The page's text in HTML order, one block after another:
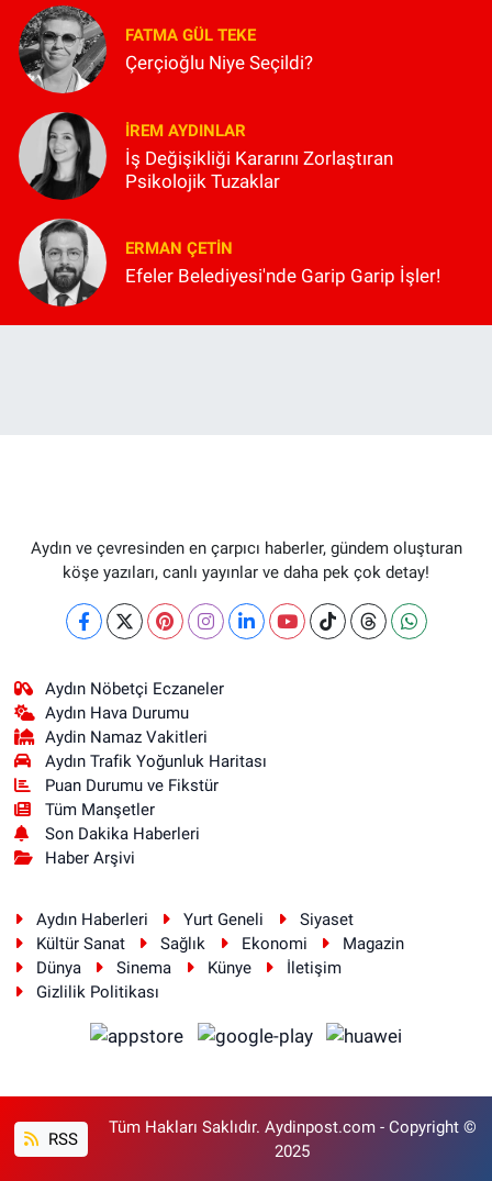
FATMA GÜL TEKE
Çerçioğlu Niye Seçildi?
İREM AYDINLAR
İş Değişikliği Kararını Zorlaştıran
Psikolojik Tuzaklar
ERMAN ÇETIN
Efeler Belediyesi'nde Garip Garip İşler!
Aydın ve çevresinden en çarpıcı haberler, gündem oluşturan
köşe yazıları, canlı yayınlar ve daha pek çok detay!
Aydın Nöbetçi Eczaneler
Aydın Hava Durumu
Aydin Namaz Vakitleri
Aydın Trafik Yoğunluk Haritası
Puan Durumu ve Fikstür
Tüm Manşetler
Son Dakika Haberleri
Haber Arşivi
Aydın Haberleri Yurt Geneli
Siyaset
Kültür Sanat
Sağlık Ekonomi
Magazin
Dünya
Sinema Künye
İletişim
Gizlilik Politikası
RSS
Tüm Hakları Saklıdır. Aydinpost.com - Copyright ©
2025